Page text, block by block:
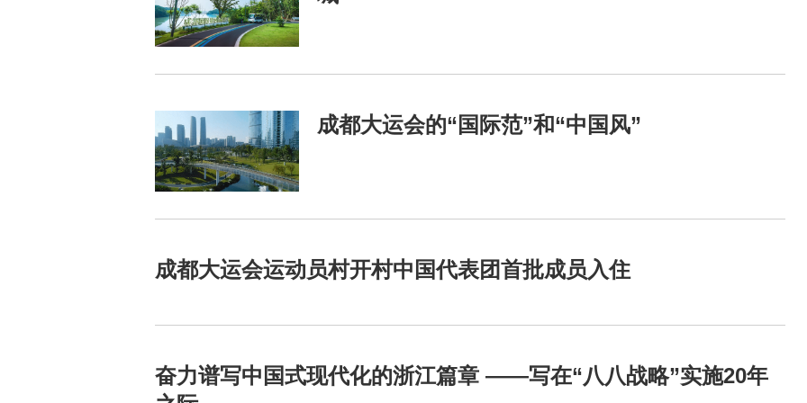
成都大运会的“国际范”和“中国风”
成都大运会运动员村开村中国代表团首批成员入住
奋力谱写中国式现代化的浙江篇章 ——写在“八八战略”实施20年